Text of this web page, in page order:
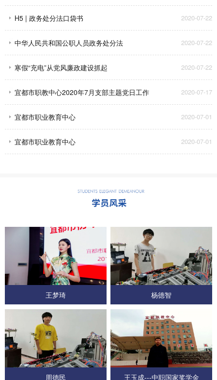
支部主题党日工作安排
H5 | 政务处分法口袋书 2020-07-22
中华人民共和国公职人员政务处分法 2020-07-22
寒假“充电”从党风廉政建设抓起 2020-07-22
宜都市职教中心2020年7月支部主题党日工作
安排
2020-07-17
宜都市职业教育中心 2020-07-01
宜都市职业教育中心 2020-07-01
王梦琦 杨德智
周德民 王玉成---中职国家奖学金